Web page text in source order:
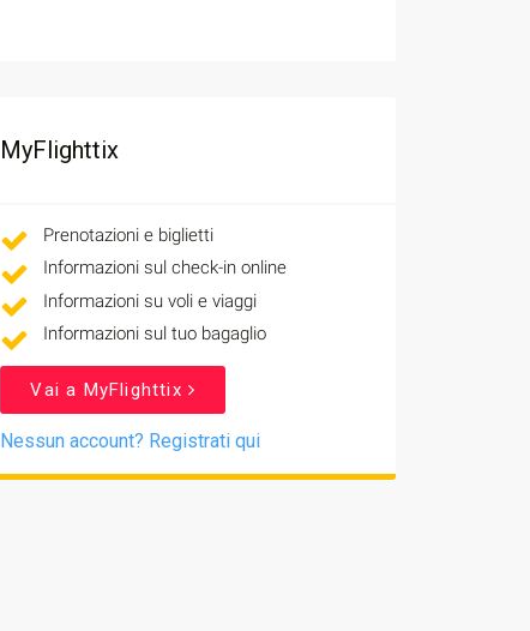
MyFlighttix
Prenotazioni e biglietti
Informazioni sul check-in online
Informazioni su voli e viaggi
Informazioni sul tuo bagaglio
Vai a MyFlighttix
Nessun account? Registrati qui